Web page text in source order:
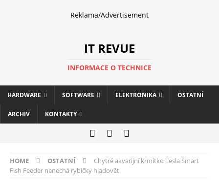
Reklama/Advertisement
IT REVUE
INFORMACE O TECHNICE
HARDWARE SOFTWARE ELEKTRONIKA OSTATNÍ
ARCHIV KONTAKTY
HOME OSTATNÍ
Chytré akvarijní krmítko Tesla Smart
Fish Feeder nenechá rybičky hladovět